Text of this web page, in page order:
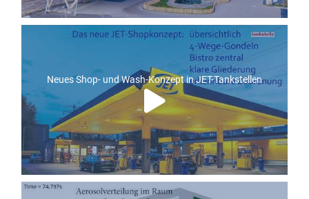
Neues Shop- und Wash-Konzept in JET-Tankstellen